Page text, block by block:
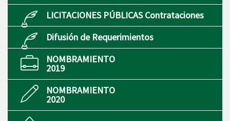
LICITACIONES PÚBLICAS Contrataciones
Difusión de Requerimientos
NOMBRAMIENTO
2019
NOMBRAMIENTO
2020